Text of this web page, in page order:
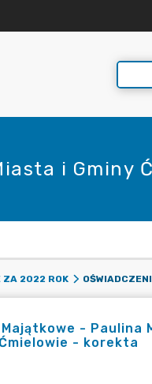
i Gminy
ZA 2022 ROK
-
- korekta